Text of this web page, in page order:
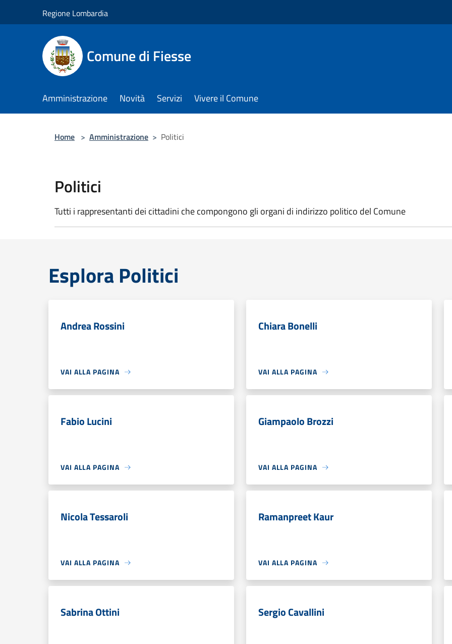
Regione Lombardia
Comune di Fiesse
Amministrazione Novità Servizi Vivere il Comune
Home > Amministrazione > Politici
Politici
Tutti i rappresentanti dei cittadini che compongono gli organi di indirizzo politico del Comune
Esplora Politici
Andrea Rossini
VAI ALLA PAGINA
Chiara Bonelli
VAI ALLA PAGINA
Fabio Lucini
VAI ALLA PAGINA
Giampaolo Brozzi
VAI ALLA PAGINA
Nicola Tessaroli
VAI ALLA PAGINA
Ramanpreet Kaur
VAI ALLA PAGINA
Sabrina Ottini Sergio Cavallini